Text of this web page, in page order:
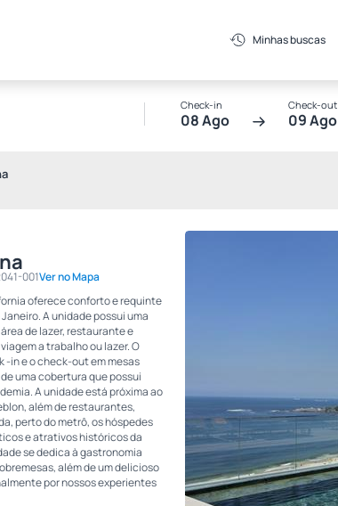
Minhas buscas
Check-in
08 Ago
Check-out
09 Ago
001Ver no Mapa
oferece conforto e requinte
A unidade possui uma
de lazer, restaurante e
a trabalho ou lazer. O
in e o check-out em mesas
uma cobertura que possui
A unidade está próxima ao
além de restaurantes,
perto do metrô, os hóspedes
e atrativos históricos da
se dedica à gastronomia
além de um delicioso
por nossos experientes